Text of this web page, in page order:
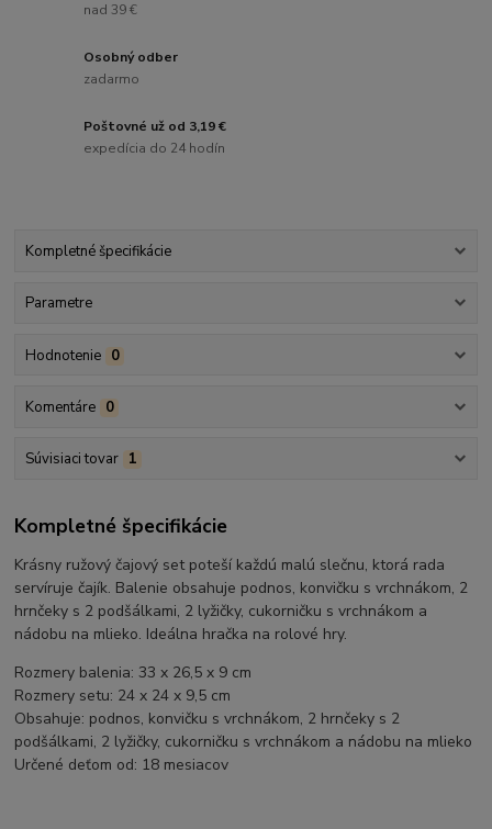
nad 39 €
Osobný odber
zadarmo
Poštovné už od 3,19 €
expedícia do 24 hodín
Kompletné špecifikácie
Parametre
Hodnotenie 0
Komentáre 0
Súvisiaci tovar 1
Kompletné špecifikácie
Krásny ružový čajový set poteší každú malú slečnu, ktorá rada
servíruje čajík. Balenie obsahuje podnos, konvičku s vrchnákom, 2
hrnčeky s 2 podšálkami, 2 lyžičky, cukorničku s vrchnákom a
nádobu na mlieko. Ideálna hračka na rolové hry.
Rozmery balenia: 33 x 26,5 x 9 cm
Rozmery setu: 24 x 24 x 9,5 cm
Obsahuje: podnos, konvičku s vrchnákom, 2 hrnčeky s 2
podšálkami, 2 lyžičky, cukorničku s vrchnákom a nádobu na mlieko
Určené deťom od: 18 mesiacov